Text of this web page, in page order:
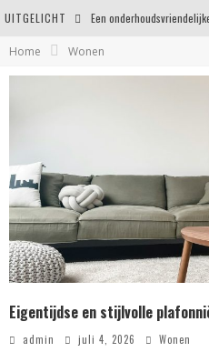
UITGELICHT
Home Wonen
Eigentijdse en stijlvolle
admin juli 4, 2026 Wonen